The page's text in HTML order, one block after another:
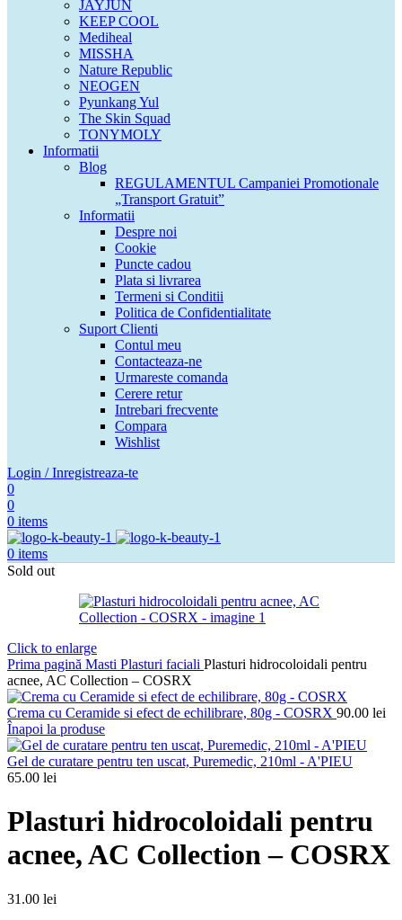
JAYJUN
KEEP COOL
Mediheal
MISSHA
Nature Republic
NEOGEN
Pyunkang Yul
The Skin Squad
TONYMOLY
Informatii
Blog
REGULAMENTUL Campaniei Promotionale
„Transport Gratuit”
Informatii
Despre noi
Cookie
Puncte cadou
Plata si livrarea
Termeni si Conditii
Politica de Confidentialitate
Suport Clienti
Contul meu
Contacteaza-ne
Urmareste comanda
Cerere retur
Intrebari frecvente
Compara
Wishlist
Login / Inregistreaza-te
0
0
0 items
0 items
Sold out
Click to enlarge
Prima pagină Masti Plasturi faciali Plasturi hidrocoloidali pentru
acnee, AC Collection – COSRX
Crema cu Ceramide si efect de echilibrare, 80g - COSRX 90.00 lei
Înapoi la produse
Gel de curatare pentru ten uscat, Puremedic, 210ml - A'PIEU
65.00 lei
Plasturi hidrocoloidali pentru
acnee, AC Collection – COSRX
31.00 lei